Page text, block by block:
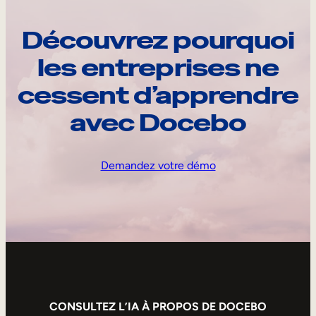
Découvrez pourquoi
les entreprises ne
cessent d’apprendre
avec Docebo
Demandez votre démo
CONSULTEZ L’IA À PROPOS DE DOCEBO